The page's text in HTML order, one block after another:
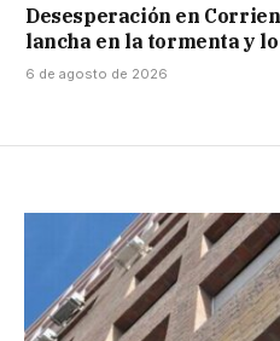
Desesperación en
lancha en la tormenta y
6 de agosto de 2026